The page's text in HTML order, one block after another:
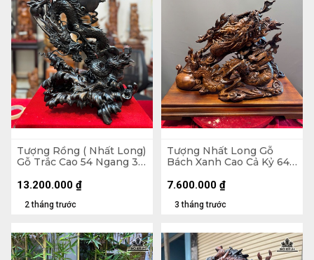
Tượng Rồng ( Nhất Long)
Gỗ Trắc Cao 54 Ngang 37
2 tháng trước
13.200.000 ₫
Tượng Nhất Long Gỗ
Bách Xanh Cao Cả Kỷ 64
Kỷ Cao 10
3 tháng trước
7.600.000 ₫